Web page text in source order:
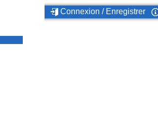
Connexion / Enregistrer